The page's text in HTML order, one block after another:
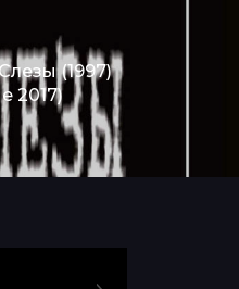
(1997)
2017)